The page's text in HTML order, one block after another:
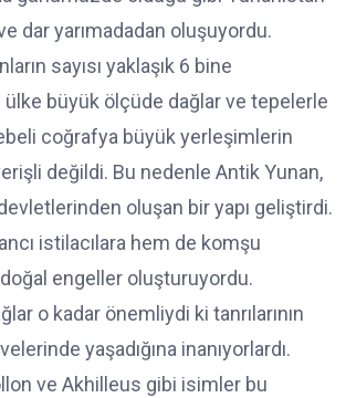
dar yarımadadan oluşuyordu.
sayısı yaklaşık 6 bine
ülke büyük ölçüde dağlar ve tepelerle
coğrafya büyük yerleşimlerin
değildi. Bu nedenle Antik Yunan,
oluşan bir yapı geliştirdi.
istilacılara hem de komşu
doğal engeller oluşturuyordu.
o kadar önemliydi ki tanrılarının
yaşadığına inanıyorlardı.
ve Akhilleus gibi isimler bu